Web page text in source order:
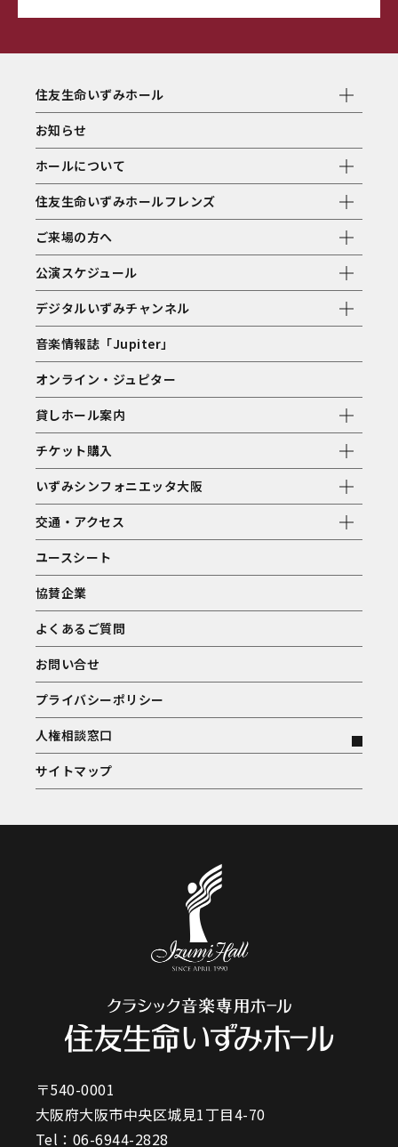
住友生命いずみホール
お知らせ
ホールについて
住友生命いずみホールフレンズ
ご来場の方へ
公演スケジュール
デジタルいずみチャンネル
音楽情報誌「Jupiter」
オンライン・ジュピター
貸しホール案内
チケット購入
いずみシンフォニエッタ大阪
交通・アクセス
ユースシート
協賛企業
よくあるご質問
お問い合せ
プライバシーポリシー
人権相談窓口
サイトマップ
〒540-0001
大阪府大阪市中央区城見1丁目4-70
Tel： 06-6944-2828